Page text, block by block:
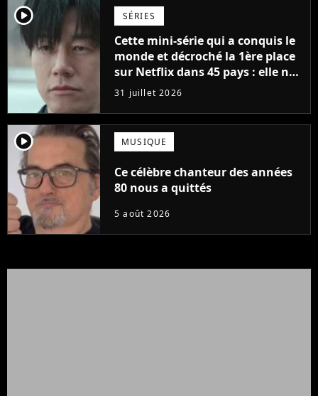
player2 SÉRIES
Cette mini-série qui a conquis le
monde et décroché la 1ère place
sur Netflix dans 45 pays : elle ne
compte que 10 épisodes et c'est
un phénomène mondial
31 juillet 2026
player2 MUSIQUE
Ce célèbre chanteur des années
80 nous a quittés
5 août 2026